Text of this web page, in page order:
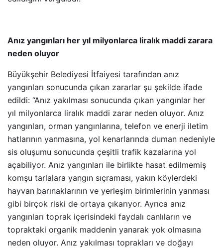
Anız yangınları her yıl milyonlarca liralık maddi zarara
neden oluyor
Büyükşehir Belediyesi İtfaiyesi tarafından anız
yangınları sonucunda çıkan zararlar şu şekilde ifade
edildi: “Anız yakılması sonucunda çıkan yangınlar her
yıl milyonlarca liralık maddi zarar neden oluyor. Anız
yangınları, orman yangınlarına, telefon ve enerji iletim
hatlarının yanmasına, yol kenarlarında duman nedeniyle
sis oluşumu sonucunda çeşitli trafik kazalarına yol
açabiliyor. Anız yangınları ile birlikte hasat edilmemiş
komşu tarlalara yangın sıçraması, yakın köylerdeki
hayvan barınaklarının ve yerleşim birimlerinin yanması
gibi birçok riski de ortaya çıkarıyor. Ayrıca anız
yangınları toprak içerisindeki faydalı canlıların ve
topraktaki organik maddenin yanarak yok olmasına
neden oluyor. Anız yakılması toprakları ve doğayı